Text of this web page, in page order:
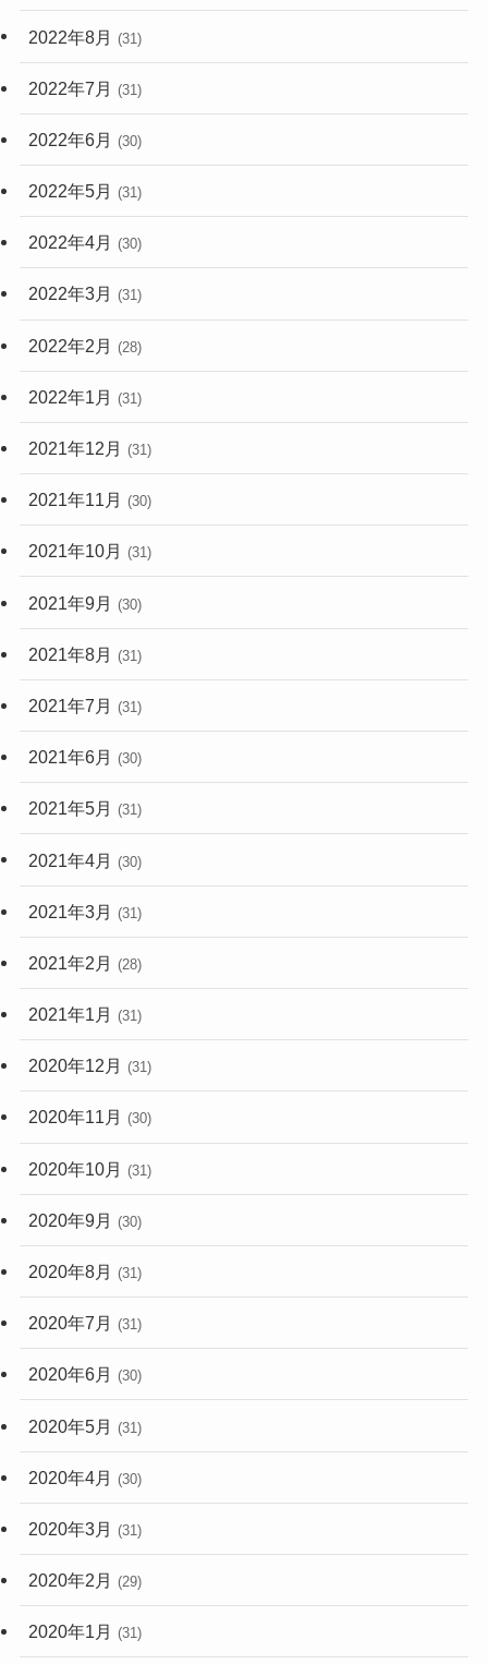
2022年8月 (31)
2022年7月 (31)
2022年6月 (30)
2022年5月 (31)
2022年4月 (30)
2022年3月 (31)
2022年2月 (28)
2022年1月 (31)
2021年12月 (31)
2021年11月 (30)
2021年10月 (31)
2021年9月 (30)
2021年8月 (31)
2021年7月 (31)
2021年6月 (30)
2021年5月 (31)
2021年4月 (30)
2021年3月 (31)
2021年2月 (28)
2021年1月 (31)
2020年12月 (31)
2020年11月 (30)
2020年10月 (31)
2020年9月 (30)
2020年8月 (31)
2020年7月 (31)
2020年6月 (30)
2020年5月 (31)
2020年4月 (30)
2020年3月 (31)
2020年2月 (29)
2020年1月 (31)